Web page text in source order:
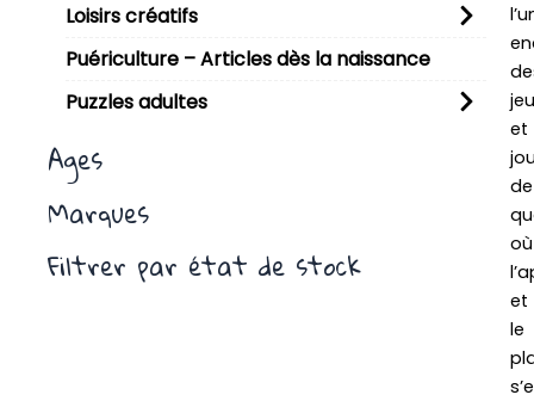
Loisirs créatifs
Puériculture – Articles dès la naissance
Puzzles adultes
Ages
Marques
Filtrer par état de stock
et
de
où
et
le